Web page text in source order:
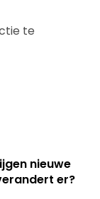
te
nieuwe
er?